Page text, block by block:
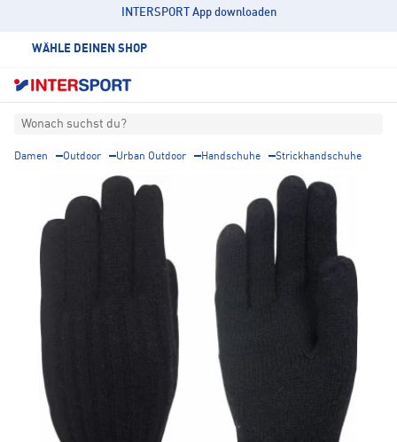
INTERSPORT App downloaden
WÄHLE DEINEN SHOP
Wonach suchst du?
Damen Outdoor Urban Outdoor Handschuhe Strickhandschuhe